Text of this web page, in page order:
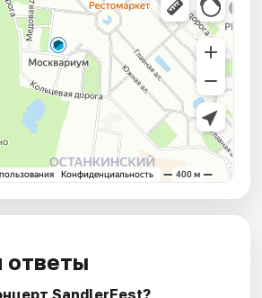
ответы